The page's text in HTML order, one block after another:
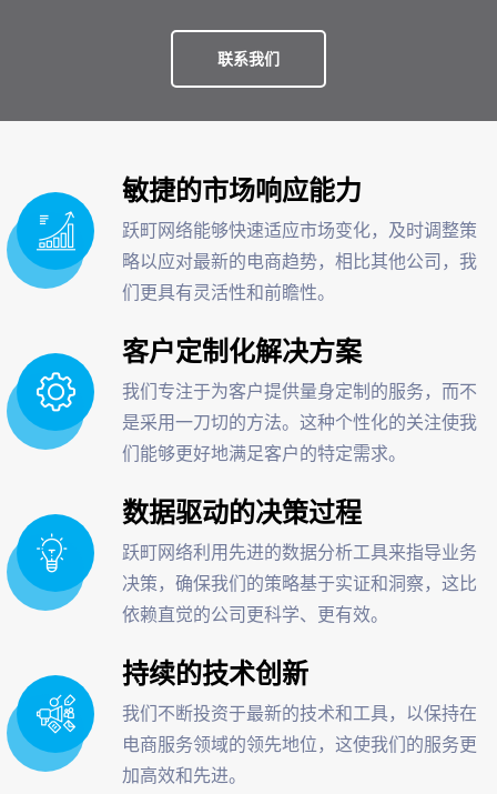
联系我们
敏捷的市场响应能力
跃町网络能够快速适应市场变化，及时调整策
略以应对最新的电商趋势，相比其他公司，我
们更具有灵活性和前瞻性。
客户定制化解决方案
我们专注于为客户提供量身定制的服务，而不
是采用一刀切的方法。这种个性化的关注使我
们能够更好地满足客户的特定需求。
数据驱动的决策过程
跃町网络利用先进的数据分析工具来指导业务
决策，确保我们的策略基于实证和洞察，这比
依赖直觉的公司更科学、更有效。
持续的技术创新
我们不断投资于最新的技术和工具，以保持在
电商服务领域的领先地位，这使我们的服务更
加高效和先进。